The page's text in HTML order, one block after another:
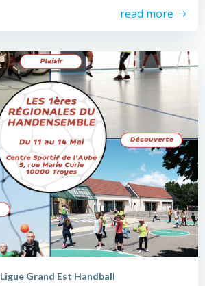
read more
Ligue Grand Est Handball